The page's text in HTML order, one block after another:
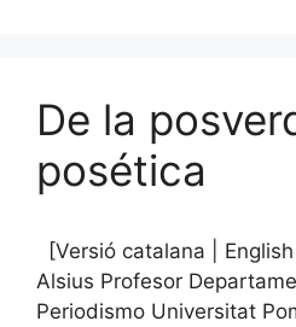
De la
posética
[Versió catalana |
Alsius Profesor
Periodismo Universitat